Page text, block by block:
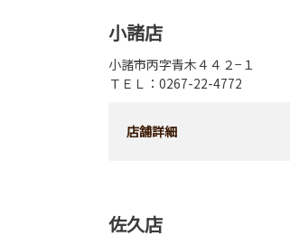
小諸店
小諸市丙字青木４４２−１
ＴＥＬ：0267-22-4772
店舗詳細
佐久店